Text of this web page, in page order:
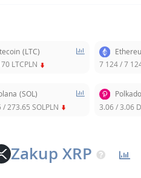
(LTC)
LTCPLN
7 124/7
(SOL)
/ 273.65 SOLPLN
3.06/ 3.06
Zakup XRP